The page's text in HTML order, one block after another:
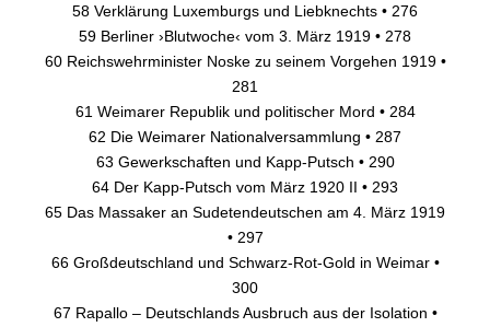
58 Verklärung Luxemburgs und Liebknechts • 276
59 Berliner ›Blutwoche‹ vom 3. März 1919 • 278
60 Reichswehrminister Noske zu seinem Vorgehen 1919 •
281
61 Weimarer Republik und politischer Mord • 284
62 Die Weimarer Nationalversammlung • 287
63 Gewerkschaften und Kapp-Putsch • 290
64 Der Kapp-Putsch vom März 1920 II • 293
65 Das Massaker an Sudetendeutschen am 4. März 1919
• 297
66 Großdeutschland und Schwarz-Rot-Gold in Weimar •
300
67 Rapallo – Deutschlands Ausbruch aus der Isolation •